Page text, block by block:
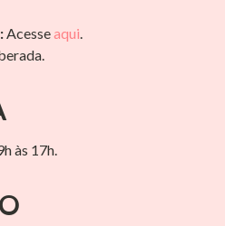
Acesseaqui.
às 17h.